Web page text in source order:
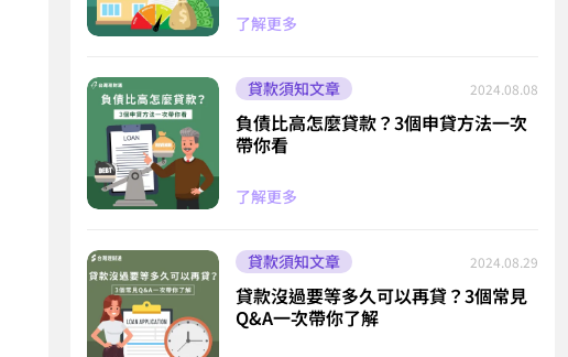
了解更多
貸款須知文章 2024.08.08
負債比高怎麼貸款？3個申貸方法一次
帶你看
了解更多
貸款須知文章 2024.08.29
貸款沒過要等多久可以再貸？3個常見
Q&A一次帶你了解